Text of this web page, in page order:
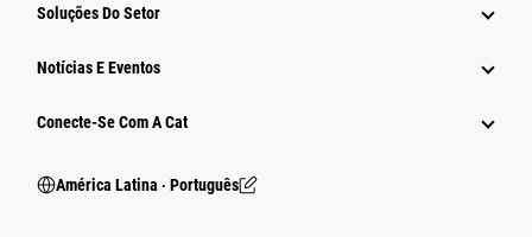
Soluções Do Setor
Notícias E Eventos
Conecte-Se Com A Cat
América Latina ‧ Português